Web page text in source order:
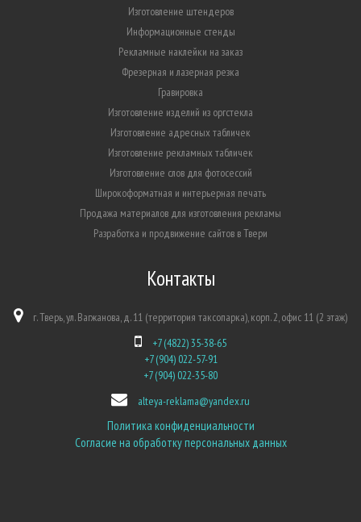
Изготовление штендеров
Информационные стенды
Рекламные наклейки на заказ
Фрезерная и лазерная резка
Гравировка
Изготовление изделий из оргстекла
Изготовление адресных табличек
Изготовление рекламных табличек
Изготовление слов для фотосессий
Широкоформатная и интерьерная печать
Продажа материалов для изготовления рекламы
Разработка и продвижение сайтов в Твери
Контакты
г. Тверь, ул. Вагжанова, д. 11 (территория таксопарка), корп. 2, офис 11 (2 этаж)
+7 (4822) 35-38-65
+7 (904) 022-57-91
+7 (904) 022-35-80
alteya-reklama@yandex.ru
Политика конфиденциальности
Согласие на обработку персональных данных